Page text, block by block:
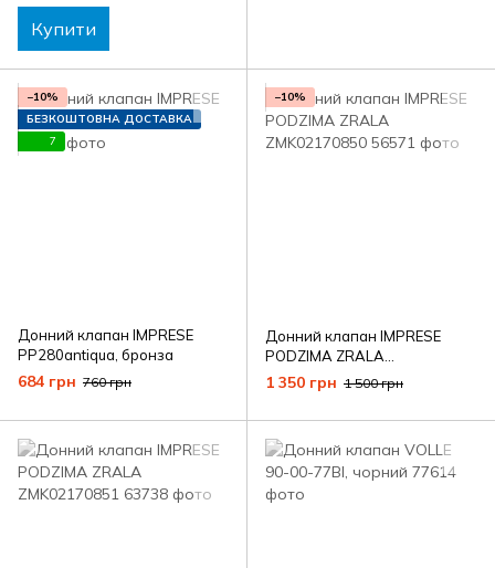
Купити
−10%
БЕЗКОШТОВНА ДОСТАВКА
7
Донний клапан IMPRESE
PP280antiqua, бронза
684 грн 760 грн
−10%
Донний клапан IMPRESE
PODZIMA ZRALA
ZMK02170850
1 350 грн 1 500 грн